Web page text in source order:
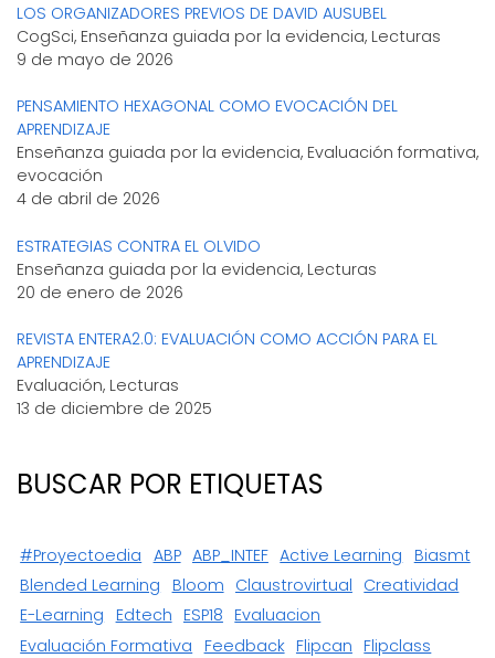
LOS ORGANIZADORES PREVIOS DE DAVID AUSUBEL
CogSci, Enseñanza guiada por la evidencia, Lecturas
9 de mayo de 2026
PENSAMIENTO HEXAGONAL COMO EVOCACIÓN DEL
APRENDIZAJE
Enseñanza guiada por la evidencia, Evaluación formativa,
evocación
4 de abril de 2026
ESTRATEGIAS CONTRA EL OLVIDO
Enseñanza guiada por la evidencia, Lecturas
20 de enero de 2026
REVISTA ENTERA2.0: EVALUACIÓN COMO ACCIÓN PARA EL
APRENDIZAJE
Evaluación, Lecturas
13 de diciembre de 2025
BUSCAR POR ETIQUETAS
#proyectoedia ABP ABP_INTEF Active Learning
Biasmt
Blended Learning
Bloom Claustrovirtual Creatividad
E-Learning
Edtech ESP18 Evaluacion
Evaluación Formativa
Feedback Flipcan Flipclass